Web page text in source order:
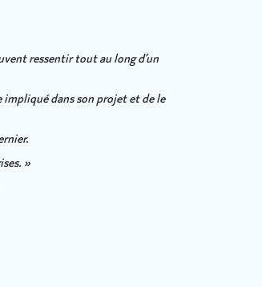
ressentir tout au long d’un
dans son projet et de le
»